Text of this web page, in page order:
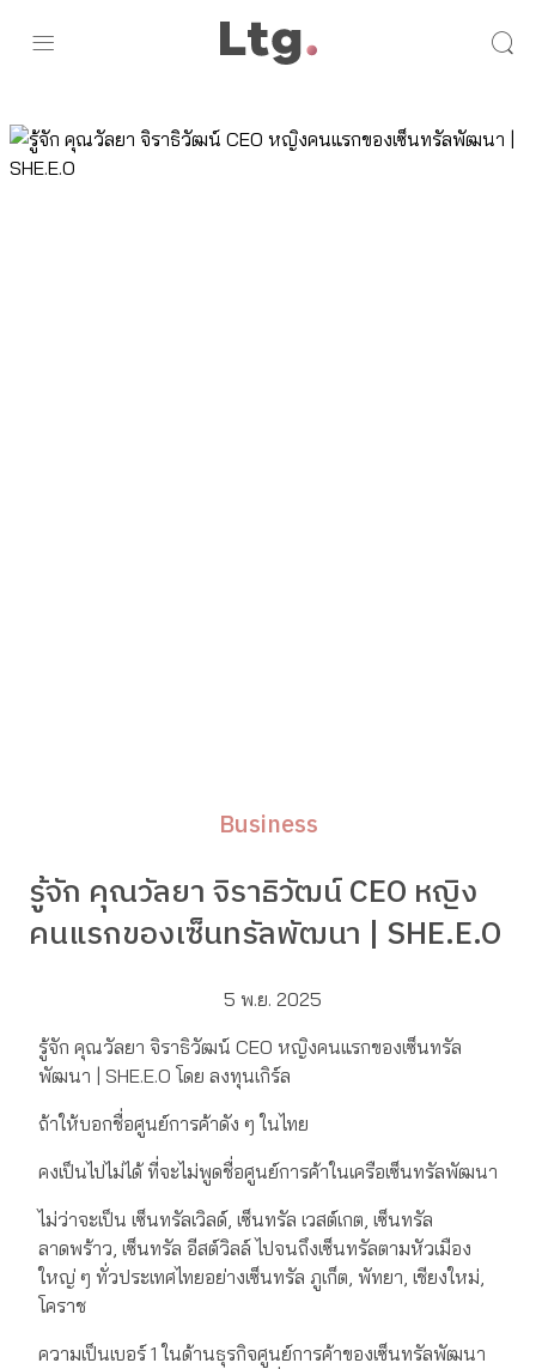
Business
รู้จัก คุณวัลยา จิราธิวัฒน์ CEO หญิง
คนแรกของเซ็นทรัลพัฒนา | SHE.E.O
5 พ.ย. 2025
รู้จัก คุณวัลยา จิราธิวัฒน์ CEO หญิงคนแรกของเซ็นทรัล
พัฒนา | SHE.E.O โดย ลงทุนเกิร์ล
ถ้าให้บอกชื่อศูนย์การค้าดัง ๆ ในไทย
คงเป็นไปไม่ได้ ที่จะไม่พูดชื่อศูนย์การค้าในเครือเซ็นทรัลพัฒนา
ไม่ว่าจะเป็น เซ็นทรัลเวิลด์, เซ็นทรัล เวสต์เกต, เซ็นทรัล
ลาดพร้าว, เซ็นทรัล อีสต์วิลล์ ไปจนถึงเซ็นทรัลตามหัวเมือง
ใหญ่ ๆ ทั่วประเทศไทยอย่างเซ็นทรัล ภูเก็ต, พัทยา, เชียงใหม่,
โคราช
ความเป็นเบอร์ 1 ในด้านธุรกิจศูนย์การค้าของเซ็นทรัลพัฒนา